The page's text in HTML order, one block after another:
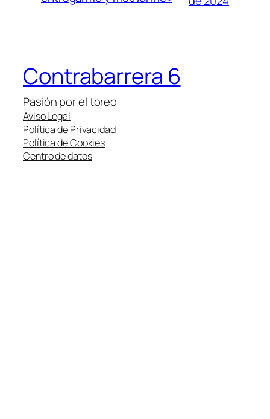
Contrabarrera 6
Pasión por el toreo
Aviso Legal
Política de Privacidad
Política de Cookies
Centro de datos